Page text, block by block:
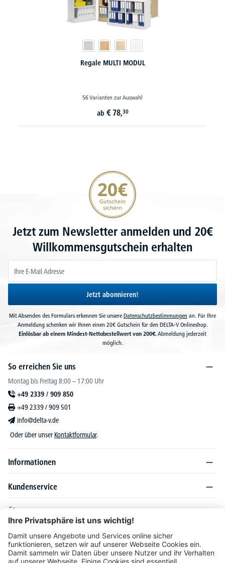
Regale MULTI MODUL
56 Varianten zur Auswahl
ab € 78,30
20€ Gutschein sichern
Jetzt zum Newsletter anmelden und 20€
Willkommensgutschein erhalten
Jetzt abonnieren!
Mit Absenden des Formulars erkennen Sie unsere Datenschutzbestimmungen an. Für Ihre
Anmeldung schenken wir Ihnen einen 20€ Gutschein für den DELTA-V Onlineshop.
Einlösbar ab einem Mindest-Nettobestellwert von 200€.Abmeldung jederzeit
möglich.
So erreichen Sie uns
Montag bis Freitag 8:00 – 17:00 Uhr
+49 2339 / 909 850
+49 2339 / 909 501
info@delta-v.de
Oder über unser Kontaktformular.
Informationen
Kundenservice
Über DELTA-V
Produktsortiment
Ratgeber